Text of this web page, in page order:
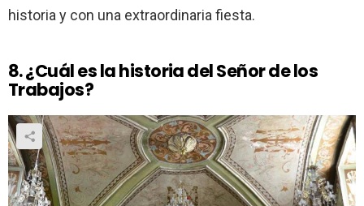
historia y con una extraordinaria fiesta.
8. ¿Cuál es la historia del Señor de los
Trabajos?